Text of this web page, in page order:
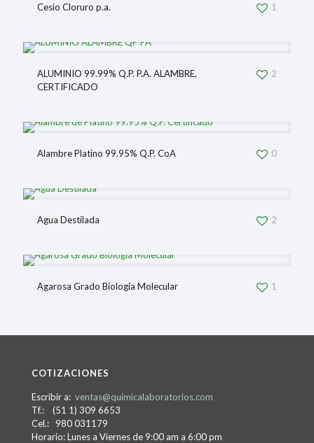
Cesio Cloruro p.a. 1
ALUMINIO 99.99% Q.P. P.A. ALAMBRE,
CERTIFICADO
2
Alambre Platino 99.95% Q.P. CoA 0
Agua Destilada 2
Agarosa Grado Biología Molecular 1
COTIZACIONES
Escribir a: ventas@quimicalaboratorios.com
Tf.: (51 1) 309 6653
Cel.: 980 031179
Horario: Lunes a Viernes de 9:00 am a 6:00 pm